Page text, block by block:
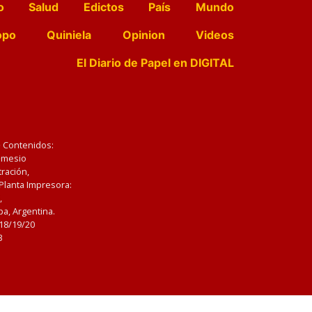
Salud Edictos País
Mundo
Quiniela Opinion
Videos
El Diario de Papel en DIGITAL
Impresora:
Argentina.
19/20